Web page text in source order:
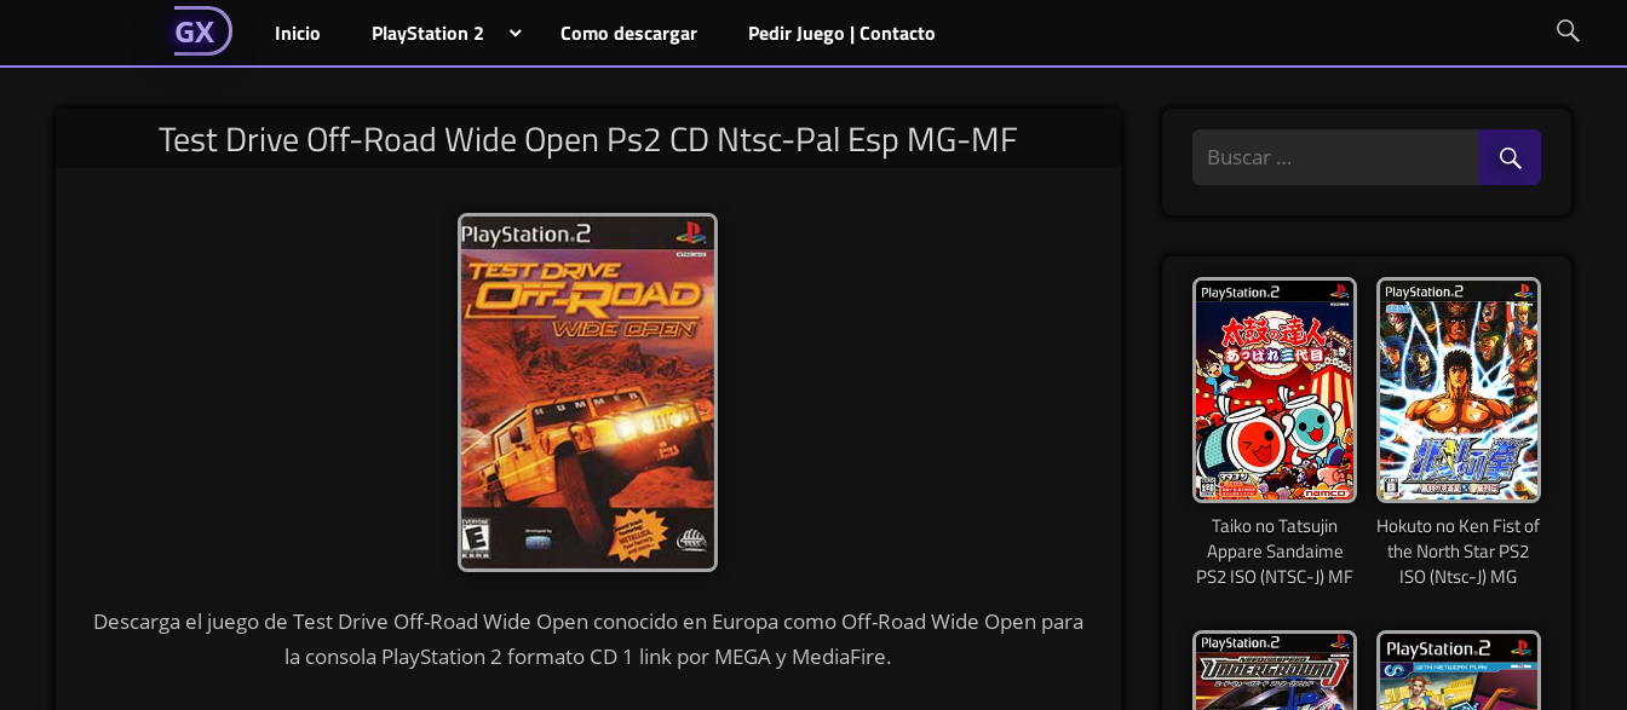
GAMESGX
GAMESGX Inicio PlayStation 2 Como descargar Pedir Juego | Contacto
Test Drive Off-Road Wide Open Ps2 CD Ntsc-Pal Esp MG-MF
Descarga el juego de Test Drive Off-Road Wide Open conocido en Europa como Off-Road Wide Open para
la consola PlayStation 2 formato CD 1 link por MEGA y MediaFire.
Taiko no Tatsujin
Appare Sandaime
PS2 ISO (NTSC-J) MF
Hokuto no Ken Fist of
the North Star PS2
ISO (Ntsc-J) MG